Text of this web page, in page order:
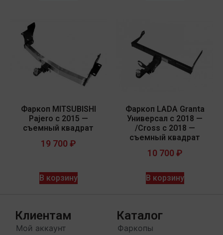
Фаркоп MITSUBISHI
Pajero с 2015 —
съемный квадрат
19 700 ₽
В корзину
Фаркоп LADA Granta
Универсал с 2018 —
/Cross с 2018 —
съемный квадрат
10 700 ₽
В корзину
Клиентам
Мой аккаунт
Каталог
Фаркопы